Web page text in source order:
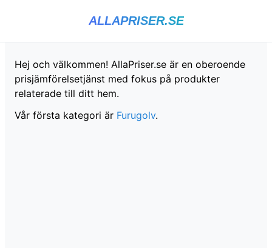
ALLAPRISER.SE
Hej och välkommen! AllaPriser.se är en oberoende
prisjämförelsetjänst med fokus på produkter
relaterade till ditt hem.
Vår första kategori är Furugolv.